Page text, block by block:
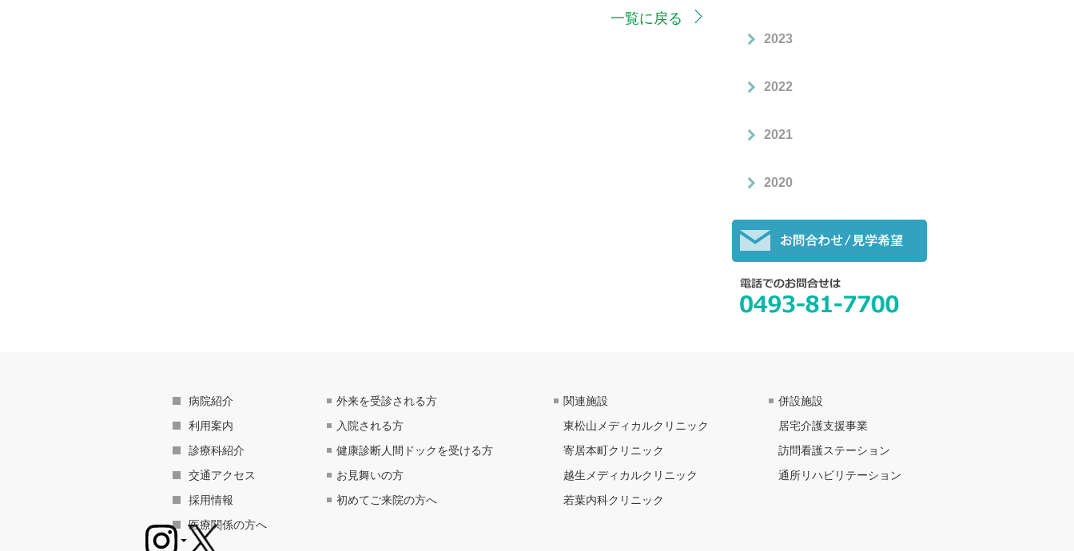
一覧に戻る
2023
2022
2021
2020
病院紹介
利用案内
診療科紹介
交通アクセス
採用情報
医療関係の方へ
外来を受診される方
入院される方
健康診断人間ドックを受ける方
お見舞いの方
初めてご来院の方へ
関連施設
東松山 メディカルクリニック
寄居本町クリニック
越生メディカルクリニック
若葉内科クリニック
併設施設
居宅介護支援事業
訪問看護ステーション
通所リハビリテーション